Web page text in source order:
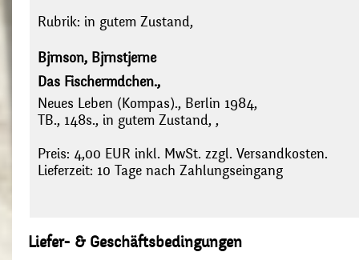
Rubrik: in gutem Zustand,
Bjrnson, Bjrnstjerne
Das Fischermdchen.,
Neues Leben (Kompas)., Berlin 1984,
TB., 148s., in gutem Zustand, ,
Preis: 4,00 EUR inkl. MwSt. zzgl. Versandkosten.
Lieferzeit: 10 Tage nach Zahlungseingang
Liefer- & Geschäftsbedingungen